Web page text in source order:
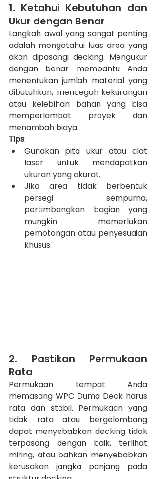
1. Ketahui Kebutuhan dan
Ukur dengan Benar
Langkah awal yang sangat penting
adalah mengetahui luas area yang
akan dipasangi decking. Mengukur
dengan benar membantu Anda
menentukan jumlah material yang
dibutuhkan, mencegah kekurangan
atau kelebihan bahan yang bisa
memperlambat proyek dan
menambah biaya.
Tips:
Gunakan pita ukur atau alat
laser untuk mendapatkan
ukuran yang akurat.
Jika area tidak berbentuk
persegi sempurna,
pertimbangkan bagian yang
mungkin memerlukan
pemotongan atau penyesuaian
khusus.
2. Pastikan Permukaan
Rata
Permukaan tempat Anda
memasang WPC Duma Deck harus
rata dan stabil. Permukaan yang
tidak rata atau bergelombang
dapat menyebabkan decking tidak
terpasang dengan baik, terlihat
miring, atau bahkan menyebabkan
kerusakan jangka panjang pada